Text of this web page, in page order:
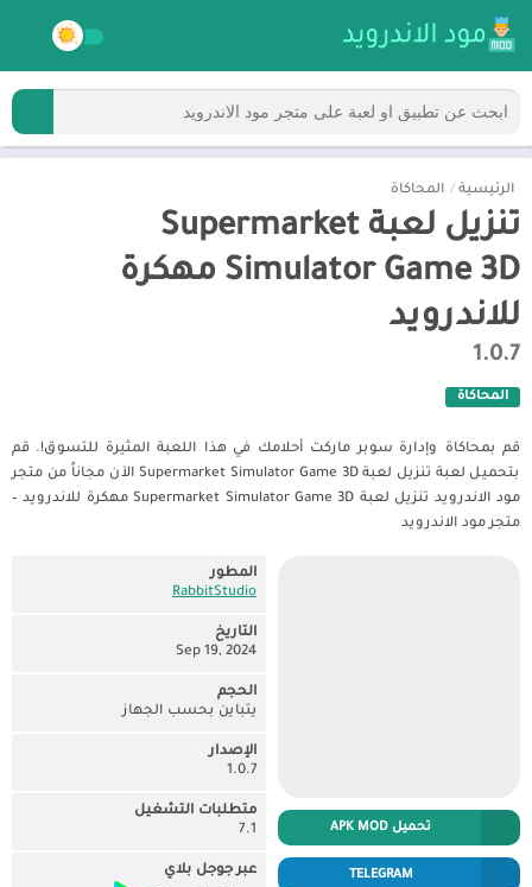
الرئيسية / المحاكاة
تنزيل لعبة Supermarket
Simulator Game 3D مهكرة
للاندرويد
1.0.7
المحاكاة
قم بمحاكاة وإدارة سوبر ماركت أحلامك في هذا اللعبة المثيرة للتسوق!. قم
بتحميل لعبة تنزيل لعبة Supermarket Simulator Game 3D الآن مجاناً من متجر
مود الاندرويد تنزيل لعبة Supermarket Simulator Game 3D مهكرة للاندرويد –
متجر مود الاندرويد
تحميل APK MOD
TELEGRAM
المطور
RabbitStudio‏
التاريخ
Sep 19, 2024
الحجم
يتباين بحسب الجهاز
الإصدار
1.0.7
متطلبات التشغيل
7.1
عبر جوجل بلاي